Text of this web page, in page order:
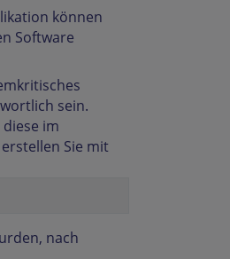
können
Software
sein.
diese im
Sie mit
nach